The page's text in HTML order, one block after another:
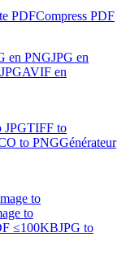
PDFCompress PDF
en PNGJPG en
AVIF en
JPGTIFF to
to PNGGénérateur
to
to
≤100KBJPG to